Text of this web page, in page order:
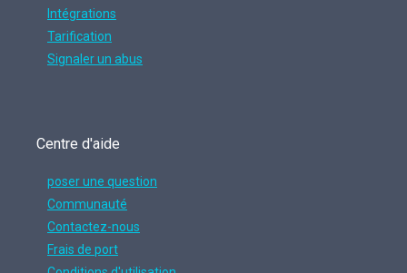
Intégrations
Tarification
Signaler un abus
Centre d'aide
poser une question
Communauté
Contactez-nous
Frais de port